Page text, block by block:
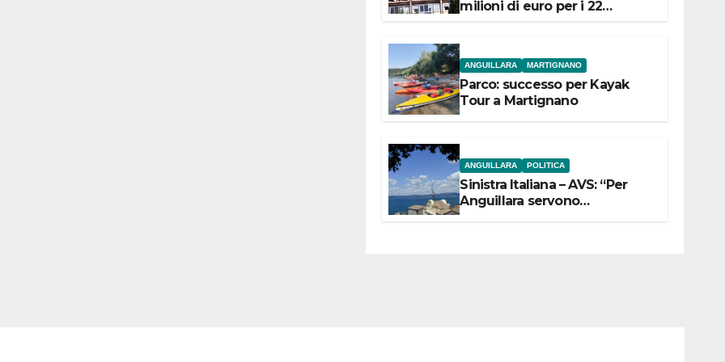
milioni di euro per i 22
ANGUILLARA MARTIGNANO
Parco: successo per Kayak
Tour a Martignano
ANGUILLARA POLITICA
Sinistra Italiana – AVS: “Per
Anguillara servono